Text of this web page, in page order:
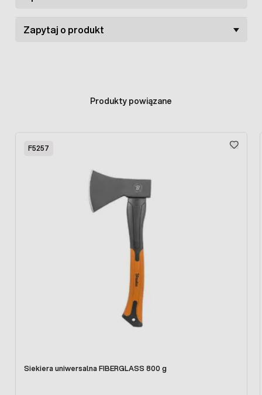
Zapytaj o produkt
Produkty powiązane
F5257
Siekiera uniwersalna FIBERGLASS 800 g